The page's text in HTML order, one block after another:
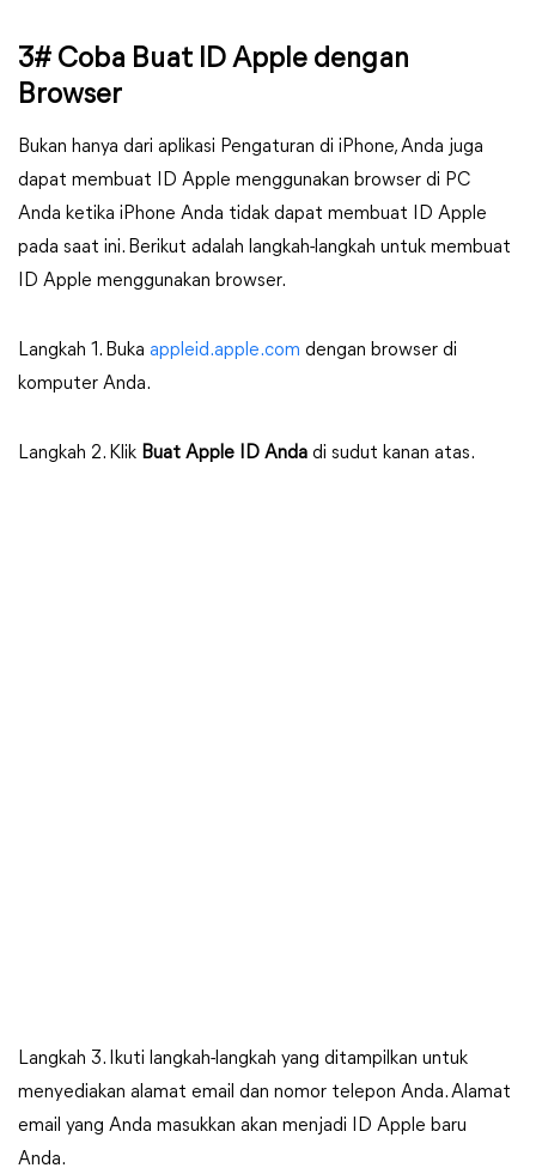
3# Coba Buat ID Apple dengan
Browser
Bukan hanya dari aplikasi Pengaturan di iPhone, Anda juga
dapat membuat ID Apple menggunakan browser di PC
Anda ketika iPhone Anda tidak dapat membuat ID Apple
pada saat ini. Berikut adalah langkah-langkah untuk membuat
ID Apple menggunakan browser.
Langkah 1. Buka appleid.apple.com dengan browser di
komputer Anda.
Langkah 2. Klik Buat Apple ID Anda di sudut kanan atas.
Langkah 3. Ikuti langkah-langkah yang ditampilkan untuk
menyediakan alamat email dan nomor telepon Anda. Alamat
email yang Anda masukkan akan menjadi ID Apple baru
Anda.